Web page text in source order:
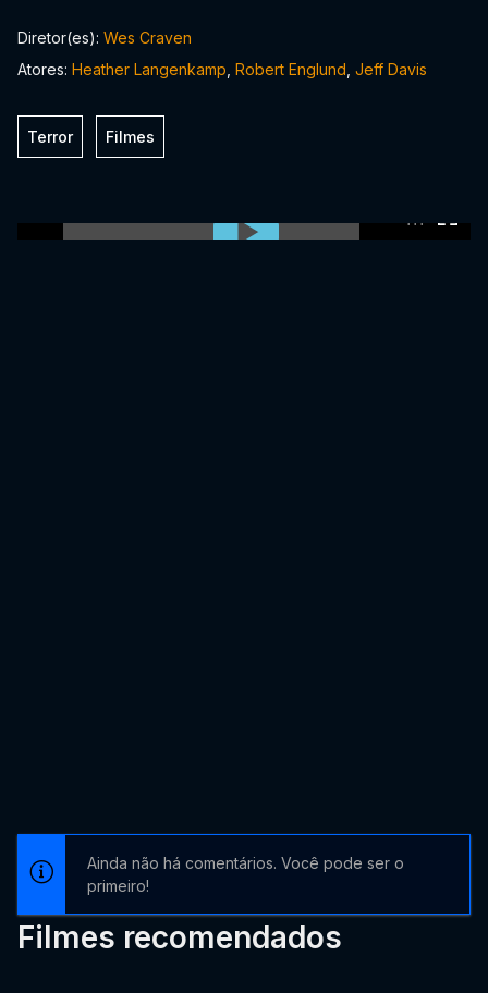
Diretor(es): Wes Craven
Atores: Heather Langenkamp Robert Englund Jeff Davis
Terror Filmes
Ainda não há comentários. Você pode ser o
primeiro!
Filmes recomendados